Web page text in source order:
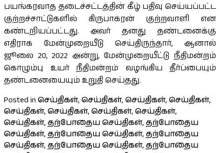
பயங்கரவாத தடைச்சட்டத்தின் கீழ் பதிவு செய்யப்பட்ட
குற்றச்சாட்டுகளில் கிருபாகரன் குற்றவாளி என
கண்டறியப்பட்டது. அவர் தனது தண்டனைக்கு
எதிராக மேன்முறையீடு செய்திருந்தார், ஆனால்
ஜூலை 20, 2022 அன்று, மேன்முறையீட்டு நீதிமன்றம்
கொழும்பு உயர் நீதிமன்றம் வழங்கிய தீர்ப்பையும்
தண்டனையையும் உறுதி செய்தது.
Posted in செய்திகள், செய்திகள், செய்திகள், செய்திகள்,
செய்திகள், செய்திகள், செய்திகள், செய்திகள்,
செய்திகள், தற்போதைய செய்திகள், தற்போதைய
செய்திகள், தற்போதைய செய்திகள், தற்போதைய
செய்திகள், தற்போதைய செய்திகள், தற்போதைய